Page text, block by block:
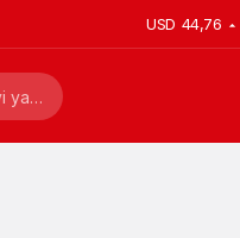
USD 44,76